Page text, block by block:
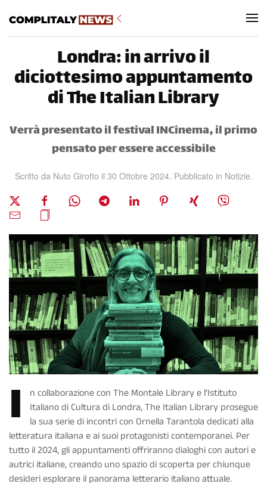
Londra: in arrivo il
diciottesimo appuntamento
di The Italian Library
Verrà presentato il festival INCinema, il primo
pensato per essere accessibile
Scritto da Nuto Girotto il 30 Ottobre 2024. Pubblicato in Notizie.
I
n collaborazione con The Montale Library e l'Istituto
Italiano di Cultura di Londra, The Italian Library prosegue
la sua serie di incontri con Ornella Tarantola dedicati alla
letteratura italiana e ai suoi protagonisti contemporanei. Per
tutto il 2024, gli appuntamenti offriranno dialoghi con autori e
autrici italiane, creando uno spazio di scoperta per chiunque
desideri esplorare il panorama letterario italiano attuale.